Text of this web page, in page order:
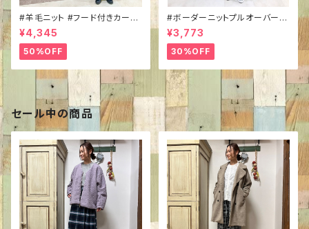
#羊毛ニット #フード付きカーデ
ィガン #IREIY P23024 #前ボ
タン #カラーネップニット #ウー
ルナイロン #軽外装 #ほっこり
コーデ #ニットアウター
¥4,345
50%OFF
#ボーダーニットプルオーバー #
IRIEY P23107 #パネルボーダ
ー #ラグランスリーブ #クルー
ネック #シンプルトップス #カジ
ュアルコーデ
¥3,773
30%OFF
セール中の商品